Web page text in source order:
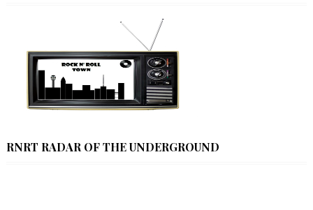
RNRT RADAR OF THE UNDERGROUND